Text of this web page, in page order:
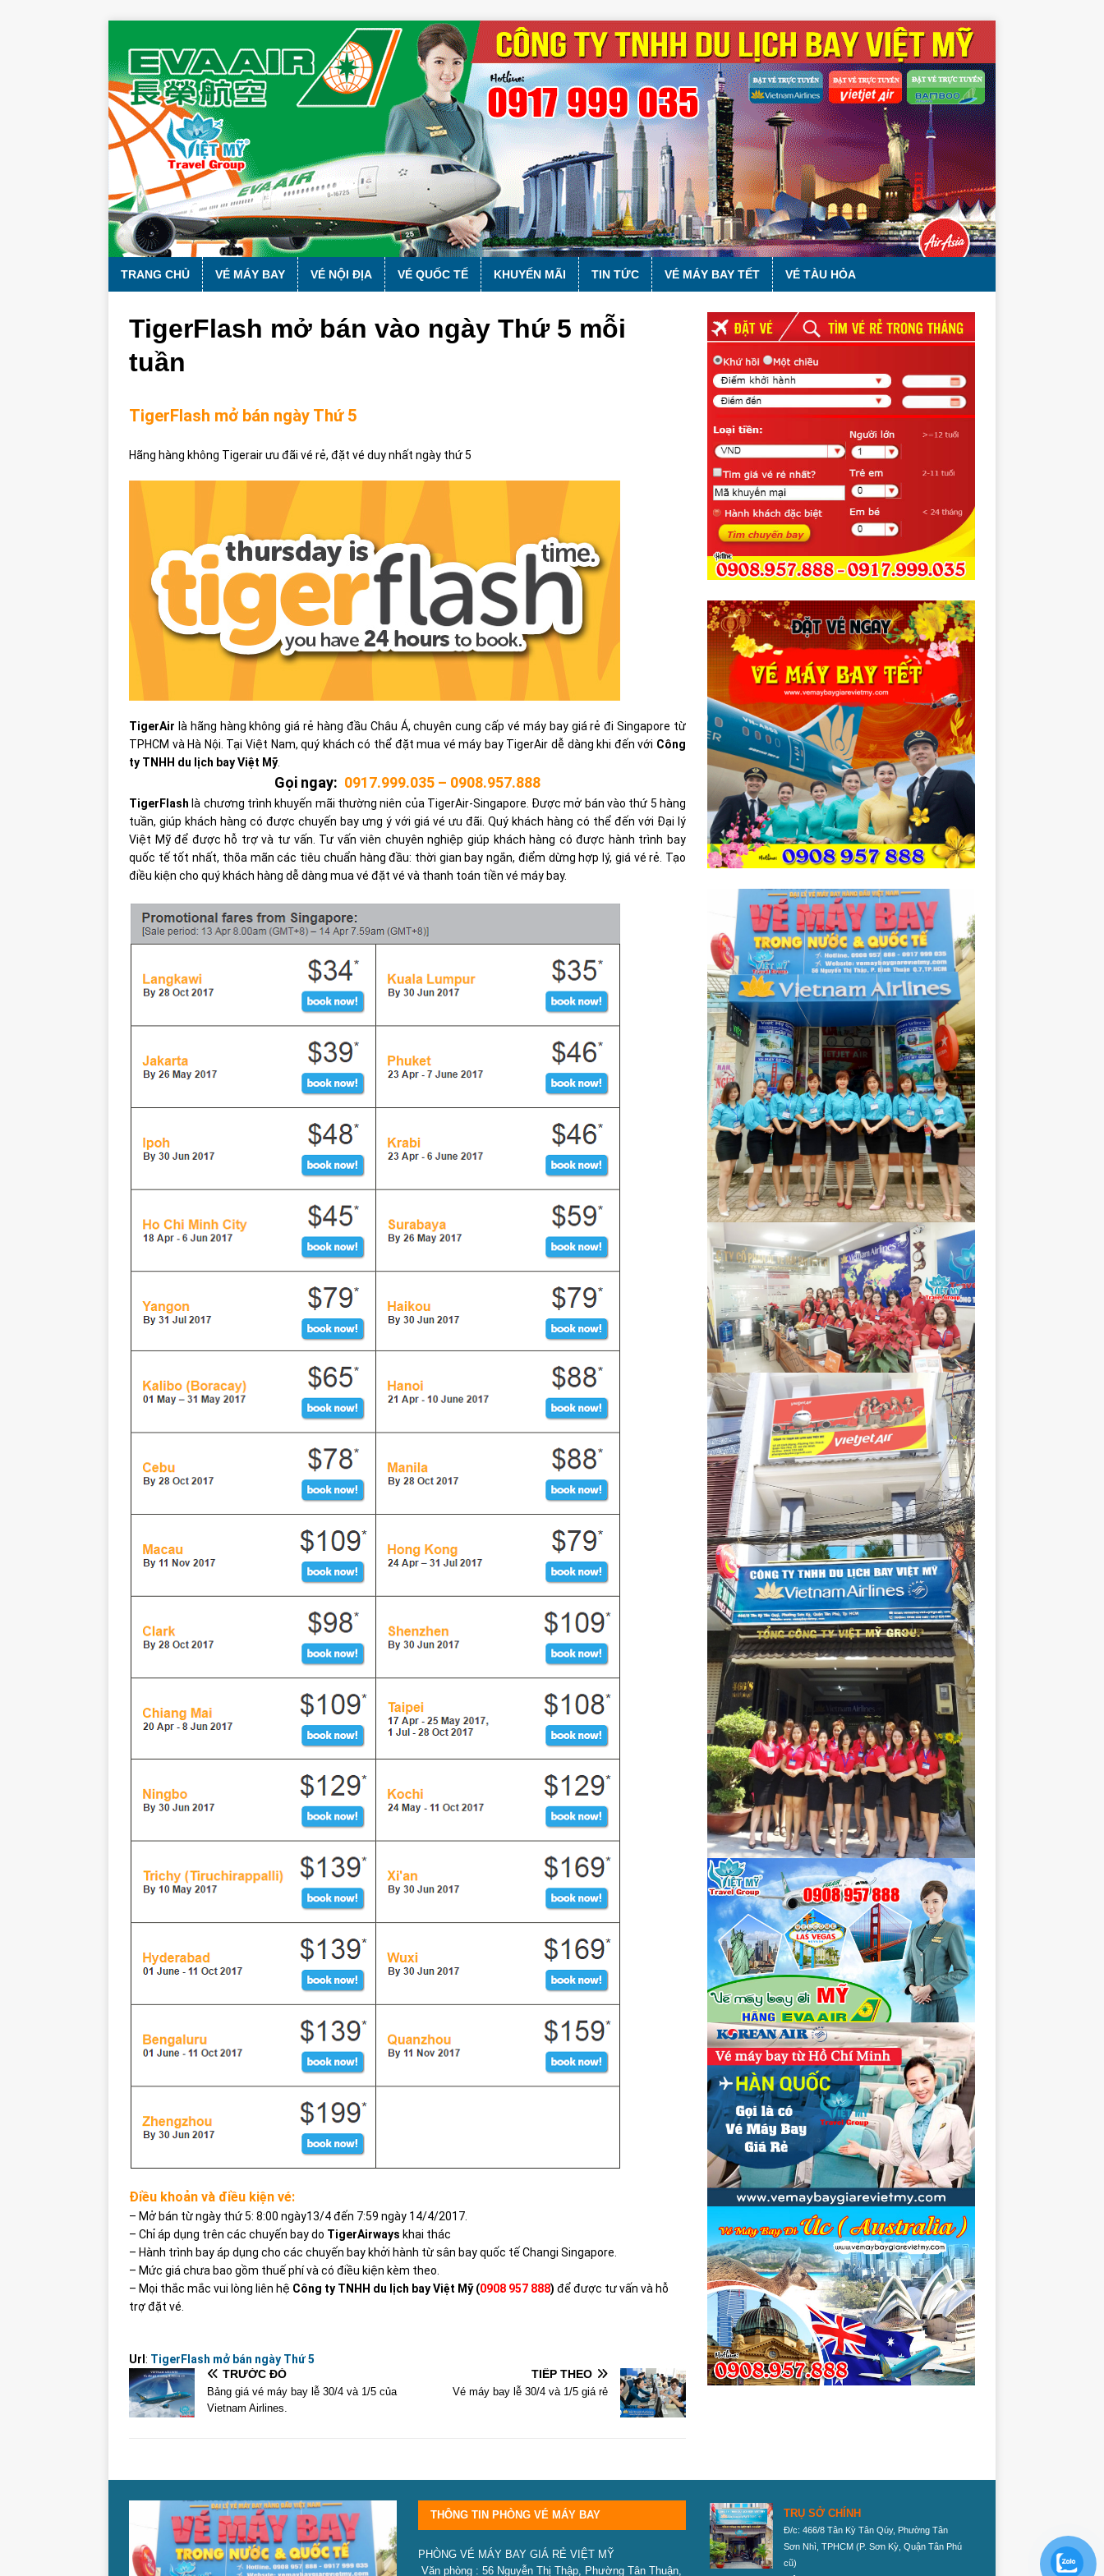
TRANG CHỦ VÉ MÁY BAY VÉ NỘI ĐỊA VÉ QUỐC TẾ KHUYẾN MÃI TIN TỨC VÉ MÁY BAY TẾT VÉ TÀU HỎA
TigerFlash mở bán vào ngày Thứ 5 mỗi
tuần
TigerFlash mở bán ngày Thứ 5
Hãng hàng không Tigerair ưu đãi vé rẻ, đặt vé duy nhất ngày thứ 5
TigerAir là hãng hàng không giá rẻ hàng đầu Châu Á, chuyên cung cấp vé máy bay giá rẻ đi Singapore từ
TPHCM và Hà Nội. Tại Việt Nam, quý khách có thể đặt mua vé máy bay TigerAir dễ dàng khi đến với Công
ty TNHH du lịch bay Việt Mỹ.
Gọi ngay: 0917.999.035 – 0908.957.888
TigerFlash là chương trình khuyến mãi thường niên của TigerAir-Singapore. Được mở bán vào thứ 5 hàng
tuần, giúp khách hàng có được chuyến bay ưng ý với giá vé ưu đãi. Quý khách hàng có thể đến với Đại lý
Việt Mỹ để được hỗ trợ và tư vấn. Tư vấn viên chuyên nghiệp giúp khách hàng có được hành trình bay
quốc tế tốt nhất, thõa mãn các tiêu chuẩn hàng đầu: thời gian bay ngắn, điểm dừng hợp lý, giá vé rẻ. Tạo
điều kiện cho quý khách hàng dễ dàng mua vé đặt vé và thanh toán tiền vé máy bay.
Điều khoản và điều kiện vé:
– Mở bán từ ngày thứ 5: 8:00 ngày13/4 đến 7:59 ngày 14/4/2017.
– Chỉ áp dụng trên các chuyến bay do TigerAirways khai thác
– Hành trình bay áp dụng cho các chuyến bay khởi hành từ sân bay quốc tế Changi Singapore.
– Mức giá chưa bao gồm thuế phí và có điều kiện kèm theo.
– Mọi thắc mắc vui lòng liên hệ Công ty TNHH du lịch bay Việt Mỹ (0908 957 888) để được tư vấn và hỗ
trợ đặt vé.
Url : TigerFlash mở bán ngày Thứ 5
TRƯỚC ĐÓ
Bảng giá vé máy bay lễ 30/4 và 1/5 của
Vietnam Airlines.
TIẾP THEO
Vé máy bay lễ 30/4 và 1/5 giá rẻ
THÔNG TIN PHÒNG VÉ MÁY BAY
PHÒNG VÉ MÁY BAY GIÁ RẺ VIỆT MỸ
Văn phòng : 56 Nguyễn Thị Thập, Phường Tân Thuận,
TRỤ SỞ CHÍNH
Đ/c: 466/8 Tân Kỳ Tân Qúy, Phường Tân
Sơn Nhì, TPHCM (P. Sơn Kỳ, Quận Tân Phú
cũ)